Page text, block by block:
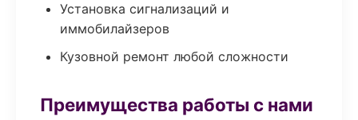
Установка сигнализаций и
иммобилайзеров
Кузовной ремонт любой сложности
Преимущества работы с нами